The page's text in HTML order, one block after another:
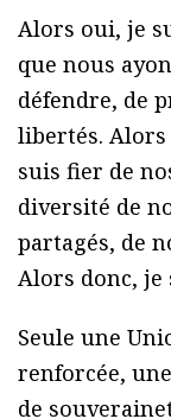
Alors oui, je
que nous
défendre, de
libertés.
suis fier de
diversité de
partagés, de
Alors donc, je
Seule une
renforcée,
de